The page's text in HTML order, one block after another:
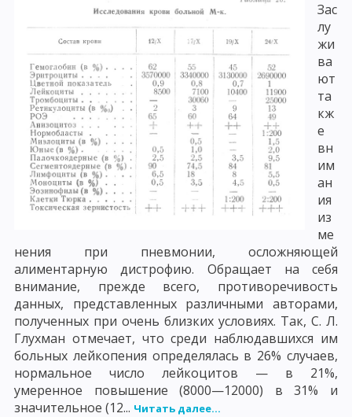
Зас
лу
жи
ва
ют
та
кж
е
вн
им
ан
ия
из
ме
нения при пневмонии, осложняющей
алиментарную дистрофию. Обращает на себя
внимание, прежде всего, противоречивость
данных, представленных различными авторами,
полученных при очень близких условиях. Так, С. Л.
Глухман отмечает, что среди наблюдавшихся им
больных лейкопения определялась в 26% случаев,
нормальное число лейкоцитов — в 21%,
умеренное повышение (8000—12000) в 31% и
значительное (12... Читать далее...